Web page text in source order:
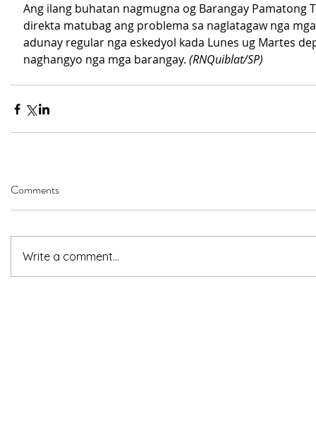
Ang ilang buhatan nagmugna og Barangay Pamatong
direkta matubag ang problema sa naglatagaw nga
adunay regular nga eskedyol kada Lunes ug Martes
naghangyo nga mga barangay. (RNQuiblat/SP)
Comments
Write a comment...